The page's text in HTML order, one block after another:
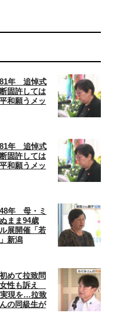
81年 追悼式
固許しては
和願うメッ
81年 追悼式
固許しては
和願うメッ
年 母・ミ
まま94歳
展開催「若
新潟
めて拉致問
性も訴え
実現を…拉致
の同級生が